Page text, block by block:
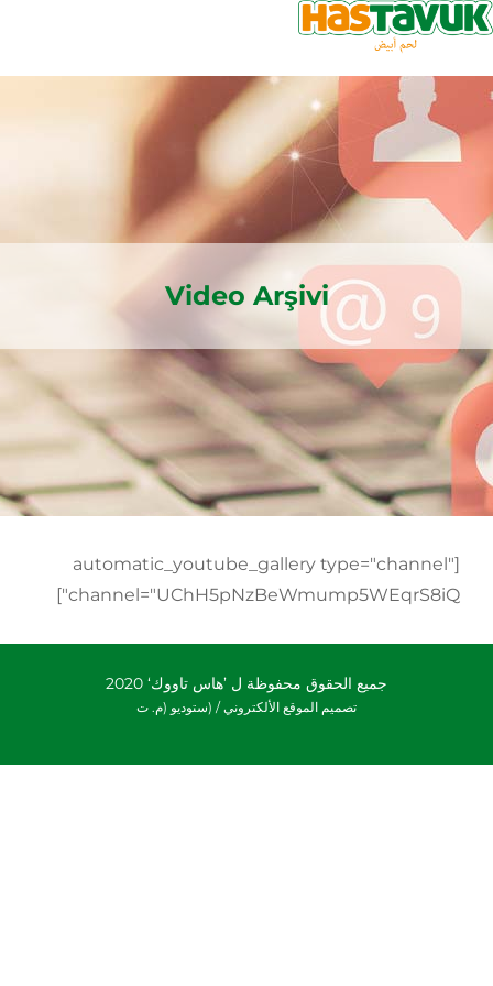
Video Arşivi
[automatic_youtube_gallery type="channel"
channel="UChH5pNzBeWmump5WEqrS8iQ"]
جميع الحقوق محفوظة ل ’هاس تاووك‘ 2020
تصميم الموقع الألكتروني / (ستوديو (م. ت